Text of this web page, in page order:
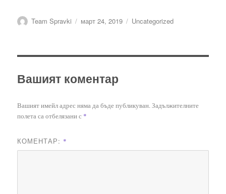
Автор
Team Spravki
Публикувано
март 24, 2019 Категории
Uncategorized
Вашият коментар
Вашият имейл адрес няма да бъде публикуван.Задължителните
полета са отбелязани с *
КОМЕНТАР: *